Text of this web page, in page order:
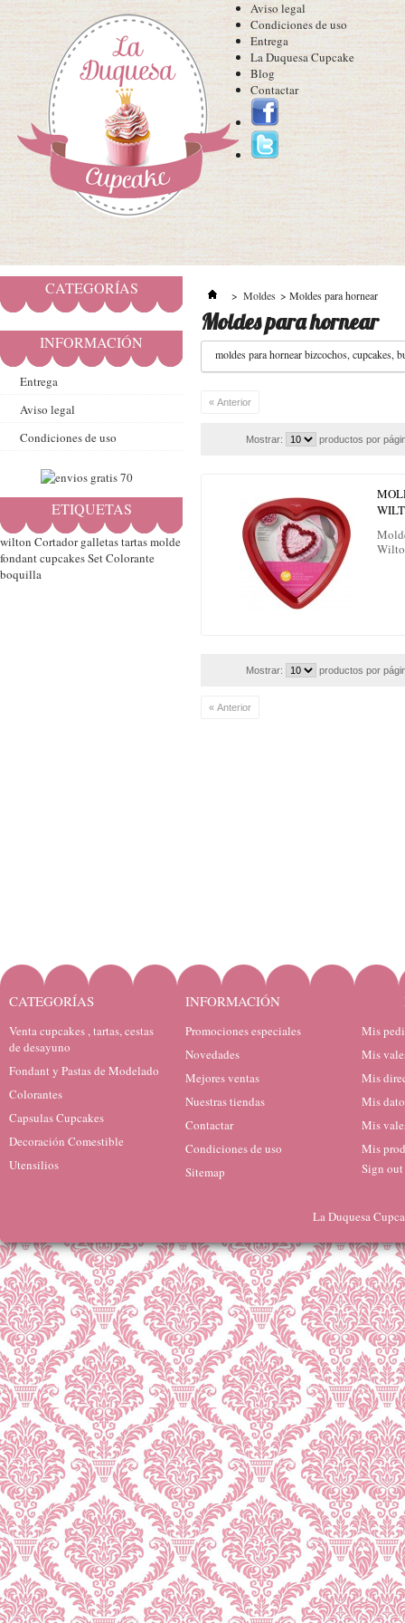
Aviso legal
Condiciones de uso
Entrega
La Duquesa Cupcake
Blog
Contactar
CATEGORÍAS
INFORMACIÓN
Entrega
Aviso legal
Condiciones de uso
ETIQUETAS
wilton Cortador galletastartasmolde
fondantcupcakesSetColorante
boquilla
> Moldes > Moldes para hornear
Moldes para hornear
moldes para hornear bizcochos, cupcakes,
« Anterior
Mostrar: productos por
Mostrar: productos por
« Anterior
CATEGORÍAS
Venta cupcakes , tartas, cestas
de desayuno
Fondant y Pastas de Modelado
Colorantes
Capsulas Cupcakes
Decoración Comestible
Utensilios
INFORMACIÓN
Promociones especiales
Novedades
Mejores ventas
Nuestras tiendas
Contactar
Condiciones de uso
Sitemap
Mis
Mis
Mis
Mis
Mis
Mis
Sign out
La Duquesa